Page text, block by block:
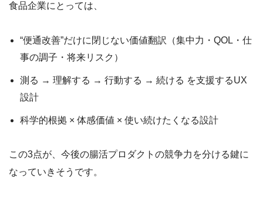
食品企業にとっては、
“便通改善”だけに閉じない価値翻訳（集中力・QOL・仕
事の調子・将来リスク）
測る → 理解する → 行動する → 続ける を支援するUX
設計
科学的根拠 × 体感価値 × 使い続けたくなる設計
この3点が、今後の腸活プロダクトの競争力を分ける鍵に
なっていきそうです。